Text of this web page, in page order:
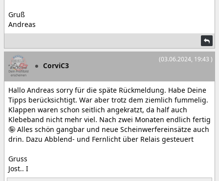
Gruß
Andreas
(03.06.2024, 19:43 )
CorviC3
Hallo Andreas sorry für die späte Rückmeldung. Habe Deine
Tipps berücksichtigt. War aber trotz dem ziemlich fummelig.
Klappen waren schon seitlich angekratzt, da half auch
Klebeband nicht mehr viel. Nach zwei Monaten endlich fertig
🤪 Alles schön gangbar und neue Scheinwerfereinsätze auch
drin. Dazu Abblend- und Fernlicht über Relais gesteuert
Gruss
Jost.. I